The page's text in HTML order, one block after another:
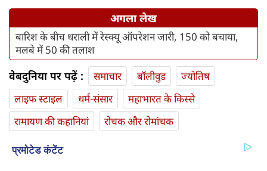
अगला लेख
बारिश के बीच धराली में रेस्क्यू ऑपरेशन जारी, 150 को बचाया,
मलबे में 50 की तलाश
वेबदुनिया पर पढ़ें : समाचार बॉलीवुड
ज्योतिष
लाइफ स्‍टाइल
धर्म-संसार
महाभारत के किस्से
रामायण की कहानियां
रोचक और रोमांचक